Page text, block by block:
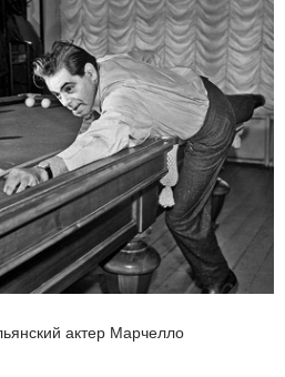
актер Марчелло